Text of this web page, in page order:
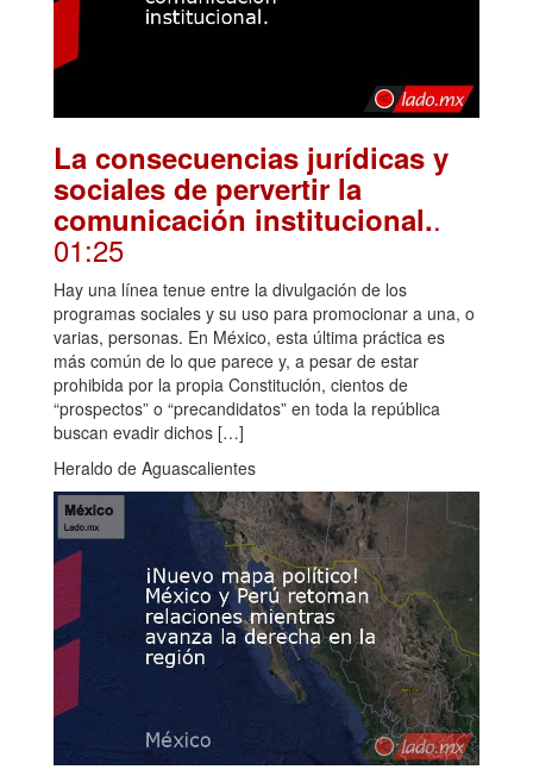
La consecuencias jurídicas y
sociales de pervertir la
comunicación institucional..
01:25
Hay una línea tenue entre la divulgación de los
programas sociales y su uso para promocionar a una, o
varias, personas. En México, esta última práctica es
más común de lo que parece y, a pesar de estar
prohibida por la propia Constitución, cientos de
“prospectos” o “precandidatos” en toda la república
buscan evadir dichos […]
Heraldo de Aguascalientes